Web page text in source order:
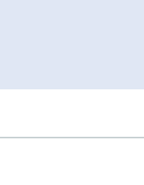
öffnet neues